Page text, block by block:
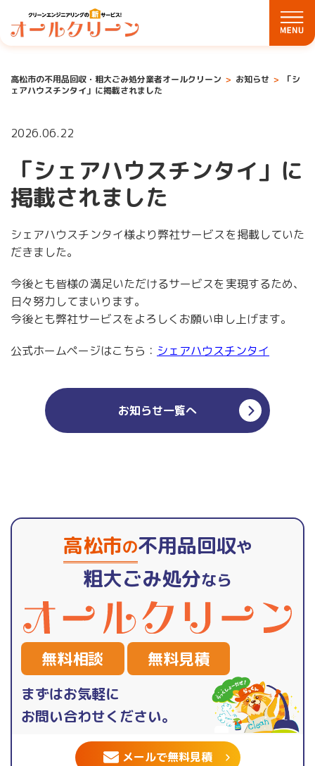
高松市の不用品回収・粗大ごみ処分業者オールクリーン お知らせ
「シ
ェアハウスチンタイ」に掲載されました
2026.06.22
「シェアハウスチンタイ」に
掲載されました
シェアハウスチンタイ様より弊社サービスを掲載していた
だきました。
今後とも皆様の満足いただけるサービスを実現するため、
日々努力してまいります。
今後とも弊社サービスをよろしくお願い申し上げます。
公式ホームページはこちら： シェアハウスチンタイ
お知らせ一覧へ
高松市の不用品回収や
粗大ごみ処分なら
無料相談 無料見積
まずはお気軽に
お問い合わせください。
メールで無料見積